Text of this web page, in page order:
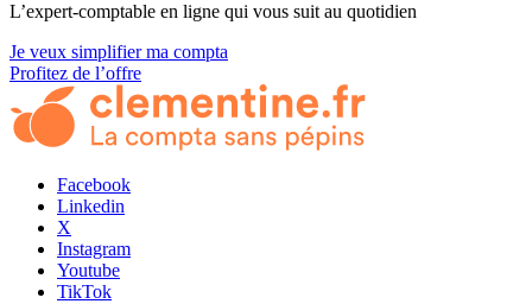
L’expert-comptable en ligne qui vous suit au quotidien
Je veux simplifier ma compta
Profitez de l’offre
Facebook
Linkedin
X
Instagram
Youtube
TikTok